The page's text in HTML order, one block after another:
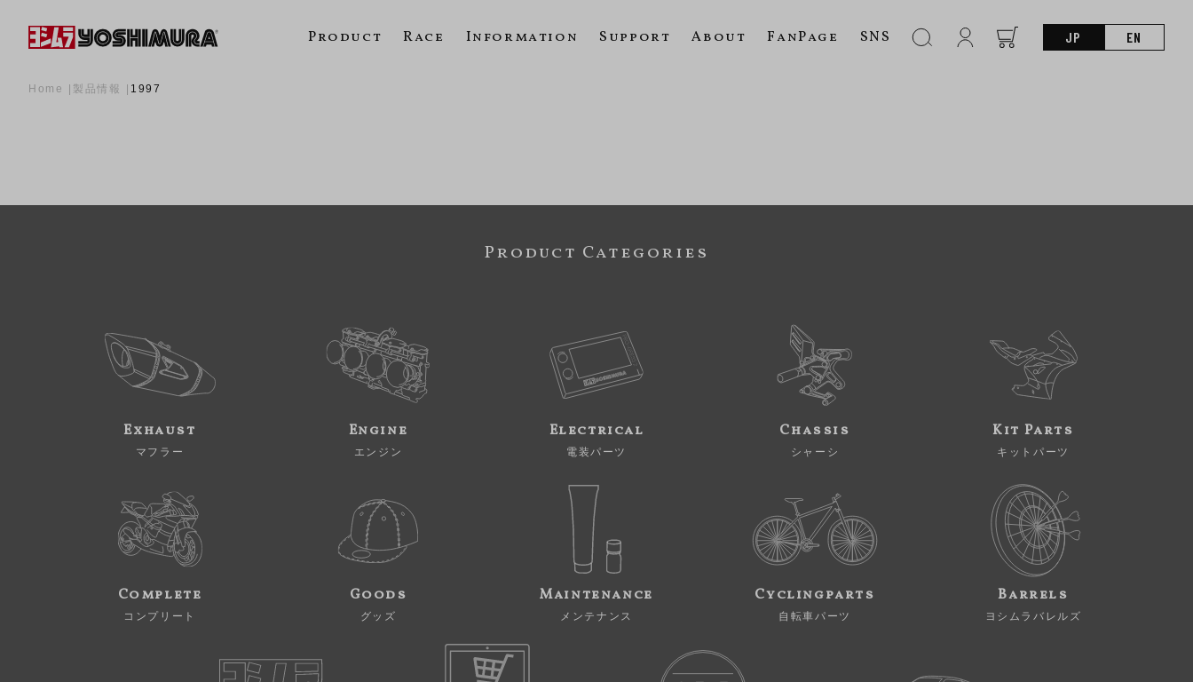
Product Race Information Support About FanPage SNS JP EN
Home 製品情報 1997
Product Categories
Exhaust
マフラー
Engine
エンジン
Electrical
電装パーツ
Chassis
シャーシ
Kit Parts
キットパーツ
Complete
コンプリート
Goods
グッズ
Maintenance
メンテナンス
Cyclingparts
自転車パーツ
Barrels
ヨシムラバレルズ